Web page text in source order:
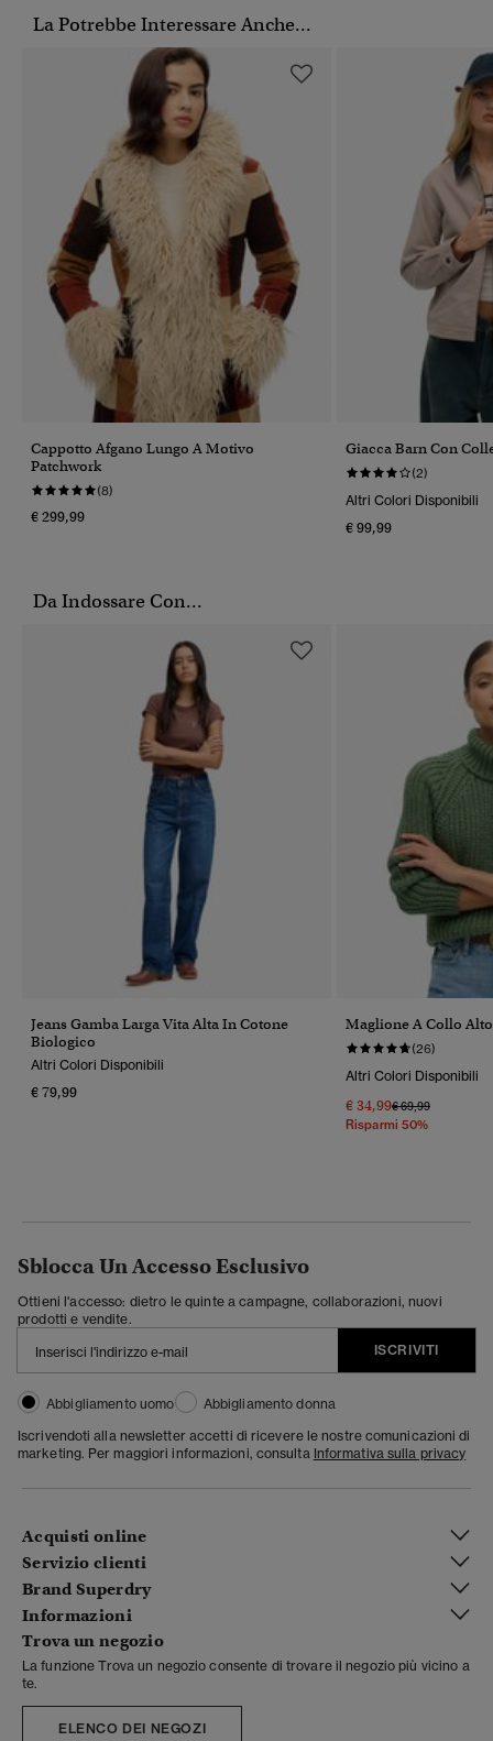
La Potrebbe Interessare Anche...
Cappotto Afgano Lungo A Motivo
Patchwork
(8)
€ 299,99
Giacca Barn Con
(2)
Altri Colori Disponibili
€ 99,99
Da Indossare Con...
Jeans Gamba Larga Vita Alta In Cotone
Biologico
Altri Colori Disponibili
€ 79,99
Maglione A Collo
(26)
Altri Colori Disponibili
€ 34,99Prezzo Ridotto Da
€ 69,99A
Risparmi 50%
Sblocca Un Accesso Esclusivo
Ottieni l'accesso: dietro le quinte a campagne, collaborazioni, nuovi
prodotti e vendite.
ISCRIVITI
Abbigliamento uomo
Abbigliamento donna
Iscrivendoti alla newsletter accetti di ricevere le nostre comunicazioni di
marketing. Per maggiori informazioni, consulta Informativa sulla privacy
Acquisti online
Servizio clienti
Brand Superdry
Informazioni
Trova un negozio
La funzione Trova un negozio consente di trovare il negozio più vicino a
te.
ELENCO DEI NEGOZI